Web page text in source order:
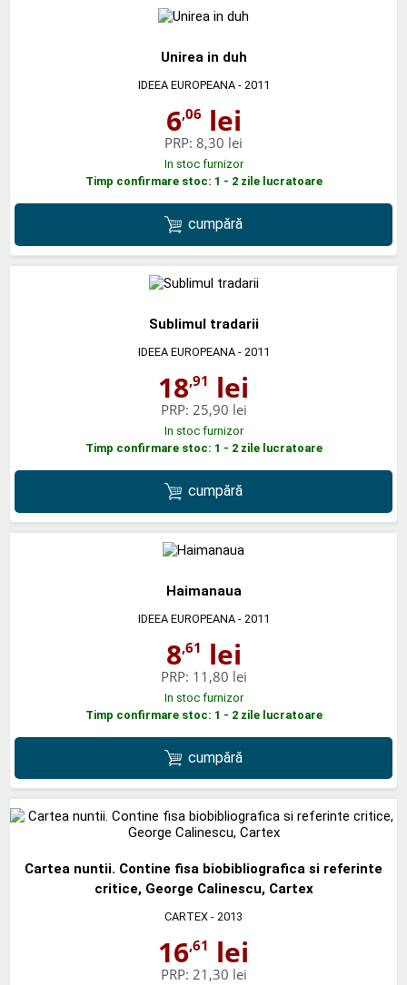
Unirea in duh
IDEEA EUROPEANA- 2011
6,06 lei
PRP: 8,30 lei
In stoc furnizor
Timp confirmare stoc: 1 - 2 zile lucratoare
cumpără
Sublimul tradarii
IDEEA EUROPEANA- 2011
18,91 lei
PRP: 25,90 lei
In stoc furnizor
Timp confirmare stoc: 1 - 2 zile lucratoare
cumpără
Haimanaua
IDEEA EUROPEANA- 2011
8,61 lei
PRP: 11,80 lei
In stoc furnizor
Timp confirmare stoc: 1 - 2 zile lucratoare
cumpără
Cartea nuntii. Contine fisa biobibliografica si referinte
critice, George Calinescu, Cartex
CARTEX - 2013
16,61 lei
PRP: 21,30 lei